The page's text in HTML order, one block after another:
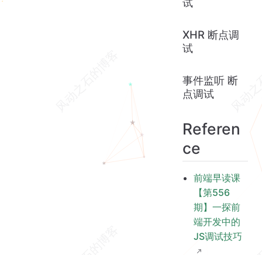
XHR 断点调
试
事件监听 断
点调试
Referen
ce
前端早读课
【第556
期】一探前
端开发中的
JS调试技巧